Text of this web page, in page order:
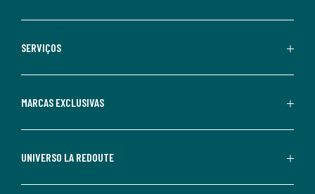
SERVIÇOS
MARCAS EXCLUSIVAS
UNIVERSO LA REDOUTE